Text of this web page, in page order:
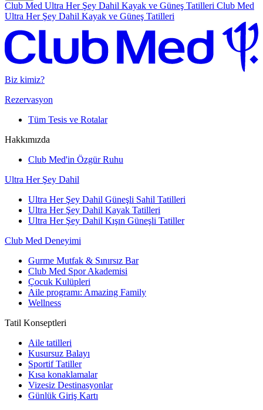
Club Med Ultra Her Şey Dahil Kayak ve Güneş Tatilleri Club Med
Ultra Her Şey Dahil Kayak ve Güneş Tatilleri
Biz kimiz?
Rezervasyon
Tüm Tesis ve Rotalar
Hakkımızda
Club Med'in Özgür Ruhu
Ultra Her Şey Dahil
Ultra Her Şey Dahil Güneşli Sahil Tatilleri
Ultra Her Şey Dahil Kayak Tatilleri
Ultra Her Şey Dahil Kışın Güneşli Tatiller
Club Med Deneyimi
Gurme Mutfak & Sınırsız Bar
Club Med Spor Akademisi
Çocuk Kulüpleri
Aile programı: Amazing Family
Wellness
Tatil Konseptleri
Aile tatilleri
Kusursuz Balayı
Sportif Tatiller
Kısa konaklamalar
Vizesiz Destinasyonlar
Günlük Giriş Kartı